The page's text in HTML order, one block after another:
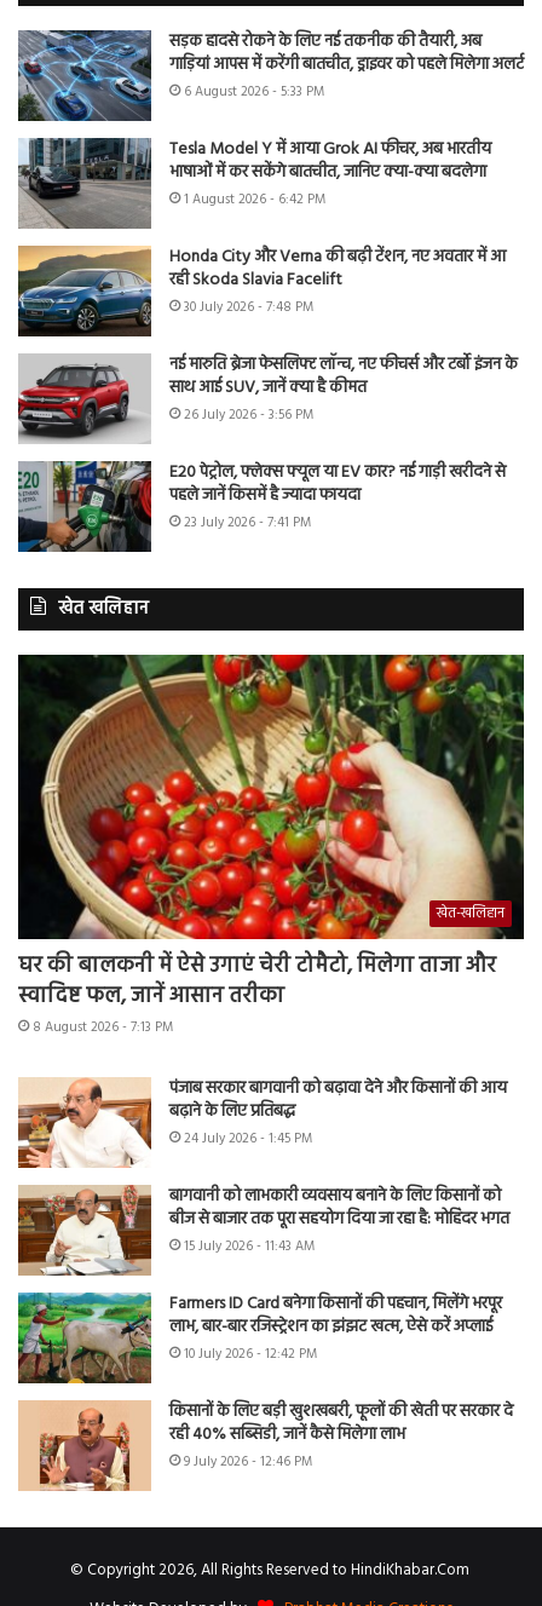
सड़क हादसे रोकने के लिए नई तकनीक की तैयारी, अब
गाड़ियां आपस में करेंगी बातचीत, ड्राइवर को पहले मिलेगा अलर्ट
6 August 2026 - 5:33 PM
Tesla Model Y में आया Grok AI फीचर, अब भारतीय
भाषाओं में कर सकेंगे बातचीत, जानिए क्या-क्या बदलेगा
1 August 2026 - 6:42 PM
Honda City और Verna की बढ़ी टेंशन, नए अवतार में आ
रही Skoda Slavia Facelift
30 July 2026 - 7:48 PM
नई मारुति ब्रेजा फेसलिफ्ट लॉन्च, नए फीचर्स और टर्बो इंजन के
साथ आई SUV, जानें क्या है कीमत
26 July 2026 - 3:56 PM
E20 पेट्रोल, फ्लेक्स फ्यूल या EV कार? नई गाड़ी खरीदने से
पहले जानें किसमें है ज्यादा फायदा
23 July 2026 - 7:41 PM
खेत खलिहान
खेत-खलिहान
घर की बालकनी में ऐसे उगाएं चेरी टोमैटो, मिलेगा ताजा और
स्वादिष्ट फल, जानें आसान तरीका
8 August 2026 - 7:13 PM
पंजाब सरकार बागवानी को बढ़ावा देने और किसानों की आय
बढ़ाने के लिए प्रतिबद्ध
24 July 2026 - 1:45 PM
बागवानी को लाभकारी व्यवसाय बनाने के लिए किसानों को
बीज से बाजार तक पूरा सहयोग दिया जा रहा है: मोहिंदर भगत
15 July 2026 - 11:43 AM
Farmers ID Card बनेगा किसानों की पहचान, मिलेंगे भरपूर
लाभ, बार-बार रजिस्ट्रेशन का झंझट खत्म, ऐसे करें अप्लाई
10 July 2026 - 12:42 PM
किसानों के लिए बड़ी खुशखबरी, फूलों की खेती पर सरकार दे
रही 40% सब्सिडी, जानें कैसे मिलेगा लाभ
9 July 2026 - 12:46 PM
© Copyright 2026, All Rights Reserved to HindiKhabar.Com